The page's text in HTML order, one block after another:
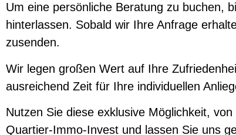
Um eine persönliche Beratung zu buchen,
hinterlassen. Sobald wir Ihre Anfrage
zusenden.
Wir legen großen Wert auf Ihre
ausreichend Zeit für Ihre individuellen
Nutzen Sie diese exklusive Möglichkeit,
Quartier-Immo-Invest und lassen Sie uns